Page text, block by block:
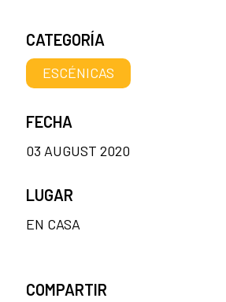
CATEGORÍA
ESCÉNICAS
FECHA
03 AUGUST 2020
LUGAR
EN CASA
COMPARTIR